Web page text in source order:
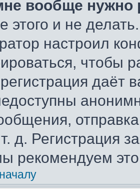
вообще нужно
и не
настроил
чтобы
даёт
д. Регистрация
рекомендуем